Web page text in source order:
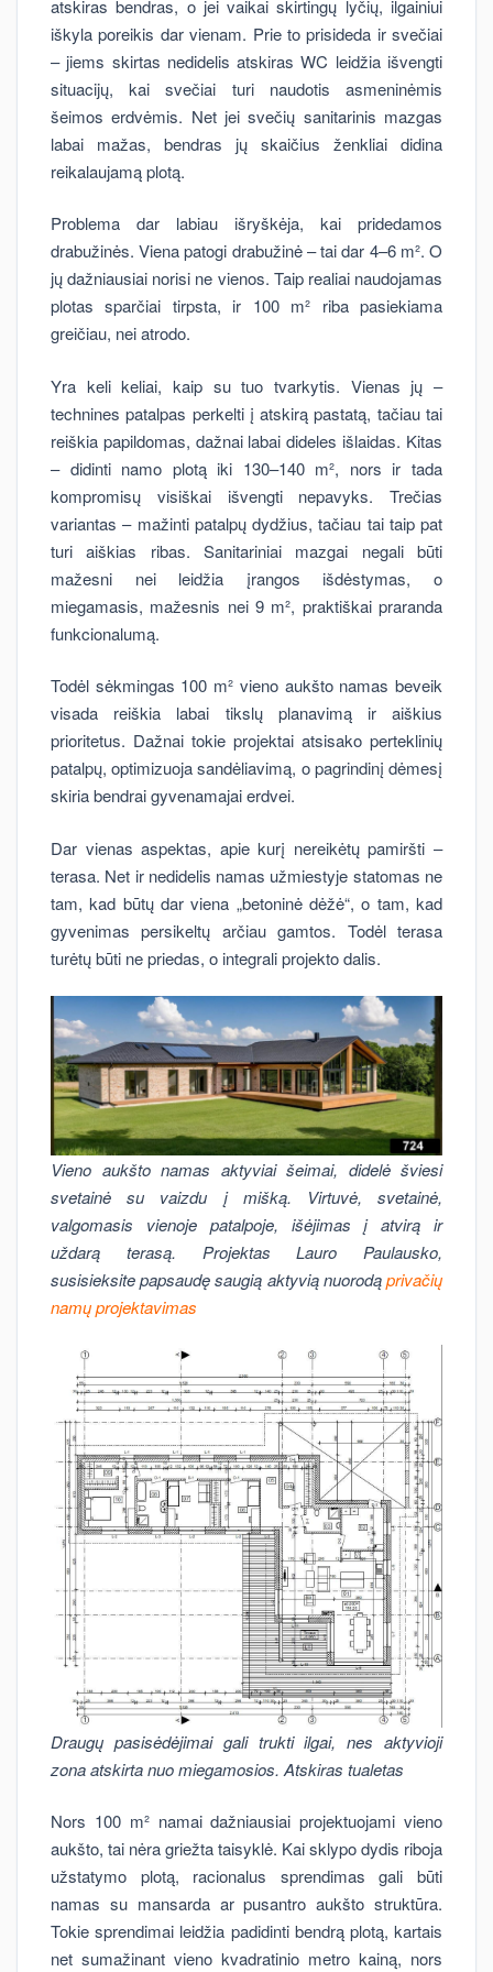
atskiras bendras, o jei vaikai skirtingų lyčių, ilgainiui
iškyla poreikis dar vienam. Prie to prisideda ir svečiai
– jiems skirtas nedidelis atskiras WC leidžia išvengti
situacijų, kai svečiai turi naudotis asmeninėmis
šeimos erdvėmis. Net jei svečių sanitarinis mazgas
labai mažas, bendras jų skaičius ženkliai didina
reikalaujamą plotą.
Problema dar labiau išryškėja, kai pridedamos
drabužinės. Viena patogi drabužinė – tai dar 4–6 m². O
jų dažniausiai norisi ne vienos. Taip realiai naudojamas
plotas sparčiai tirpsta, ir 100 m² riba pasiekiama
greičiau, nei atrodo.
Yra keli keliai, kaip su tuo tvarkytis. Vienas jų –
technines patalpas perkelti į atskirą pastatą, tačiau tai
reiškia papildomas, dažnai labai dideles išlaidas. Kitas
– didinti namo plotą iki 130–140 m², nors ir tada
kompromisų visiškai išvengti nepavyks. Trečias
variantas – mažinti patalpų dydžius, tačiau tai taip pat
turi aiškias ribas. Sanitariniai mazgai negali būti
mažesni nei leidžia įrangos išdėstymas, o
miegamasis, mažesnis nei 9 m², praktiškai praranda
funkcionalumą.
Todėl sėkmingas 100 m² vieno aukšto namas beveik
visada reiškia labai tikslų planavimą ir aiškius
prioritetus. Dažnai tokie projektai atsisako perteklinių
patalpų, optimizuoja sandėliavimą, o pagrindinį dėmesį
skiria bendrai gyvenamajai erdvei.
Dar vienas aspektas, apie kurį nereikėtų pamiršti –
terasa. Net ir nedidelis namas užmiestyje statomas ne
tam, kad būtų dar viena „betoninė dėžė“, o tam, kad
gyvenimas persikeltų arčiau gamtos. Todėl terasa
turėtų būti ne priedas, o integrali projekto dalis.
Vieno aukšto namas aktyviai šeimai, didelė šviesi
svetainė su vaizdu į mišką. Virtuvė, svetainė,
valgomasis vienoje patalpoje, išėjimas į atvirą ir
uždarą terasą. Projektas Lauro Paulausko,
susisieksite papsaudę saugią aktyvią nuorodąprivačių
namų projektavimas
Draugų pasisėdėjimai gali trukti ilgai, nes aktyvioji
zona atskirta nuo miegamosios. Atskiras tualetas
Nors 100 m² namai dažniausiai projektuojami vieno
aukšto, tai nėra griežta taisyklė. Kai sklypo dydis riboja
užstatymo plotą, racionalus sprendimas gali būti
namas su mansarda ar pusantro aukšto struktūra.
Tokie sprendimai leidžia padidinti bendrą plotą, kartais
net sumažinant vieno kvadratinio metro kainą, nors